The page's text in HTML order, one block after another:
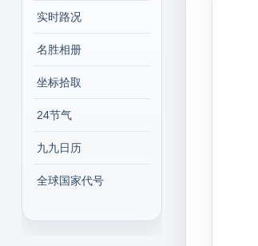
实时路况
名胜相册
坐标拾取
24节气
九九日历
全球国家代号